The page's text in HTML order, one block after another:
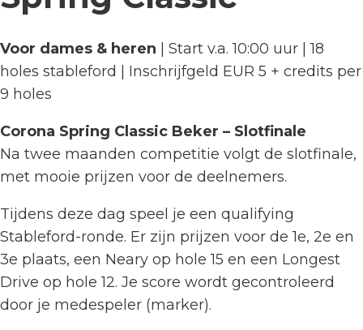
Voor dames & heren | Start v.a. 10:00 uur | 18
holes stableford | Inschrijfgeld EUR 5 + credits per
9 holes
Corona Spring Classic Beker – Slotfinale
Na twee maanden competitie volgt de slotfinale,
met mooie prijzen voor de deelnemers.
Tijdens deze dag speel je een qualifying
Stableford-ronde. Er zijn prijzen voor de 1e, 2e en
3e plaats, een Neary op hole 15 en een Longest
Drive op hole 12. Je score wordt gecontroleerd
door je medespeler (marker).